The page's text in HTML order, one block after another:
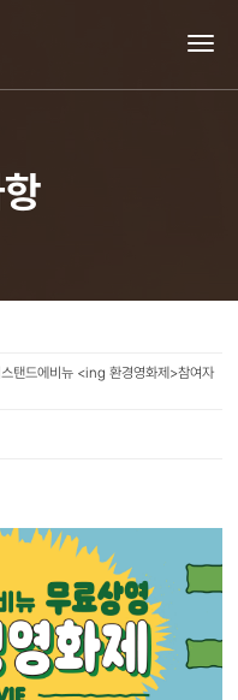
탠드에비뉴 <ing 환경영화제>참여자